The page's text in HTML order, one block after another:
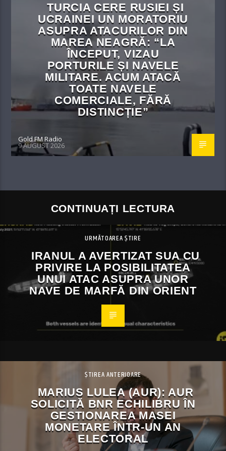
TURCIA CERE RUSIEI ȘI
UCRAINEI UN MORATORIU
ASUPRA ATACURILOR DIN
MAREA NEAGRĂ: “LA
ÎNCEPUT, VIZAU
PORTURILE ȘI NAVELE
MILITARE. ACUM ATACĂ
TOATE NAVELE
COMERCIALE, FĂRĂ
DISTINCȚIE”
Gold FM Radio
9 AUGUST 2026
CONTINUAȚI LECTURA
URMĂTOAREA ȘTIRE
IRANUL A AVERTIZAT SUA CU
PRIVIRE LA POSIBILITATEA
UNUI ATAC ASUPRA UNOR
NAVE DE MARFĂ DIN ORIENT
ȘTIREA ANTERIOARE
MARIUS LULEA (AUR): AUR
SOLICITĂ BNR ECHILIBRU ÎN
GESTIONAREA MASEI
MONETARE ÎNTR-UN AN
ELECTORAL